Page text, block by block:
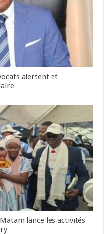
alertent et
lance les activités